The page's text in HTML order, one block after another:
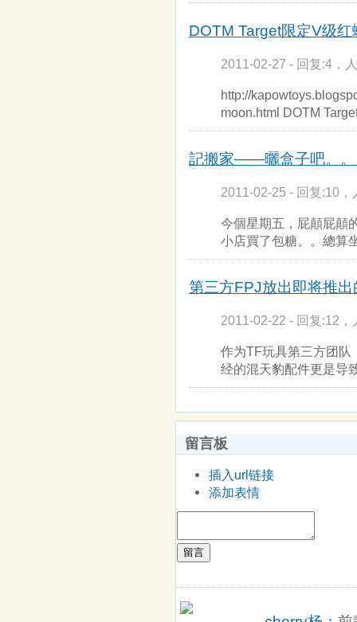
DOTM Target限定V级红
2011-02-27 - 回复:4，
http://
moon.html DOTM
記搬家——曬盒子吧。
2011-02-25 - 回复:10
今個星期五，屁顛屁顛
小店買了包糖。。總算
第三方FPJ放出即将推
2011-02-22 - 回复:12
作为TF玩具第三方团队
经的混天豹配件更是导
留言板
插入url链接
添加表情
留言